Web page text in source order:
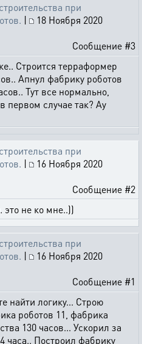
при
|
18 Ноября 2020
Сообщение #3
Строится терраформер
Апнул фабрику роботов
Тут все нормально,
первом случае так? Ау
при
|
16 Ноября 2020
Сообщение #2
это не ко мне..))
при
|
16 Ноября 2020
Сообщение #1
найти логику... Строю
роботов 11, фабрика
130 часов... Ускорил за
часа.. Построил фабрику